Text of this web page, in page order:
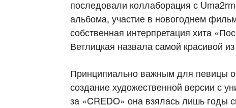
последовали коллаборация с
альбома, участие в новогоднем
собственная интерпретация хита
Ветлицкая назвала самой красивой
Принципиально важным для певицы
создание художественной версии с
за «CREDO» она взялась лишь годы